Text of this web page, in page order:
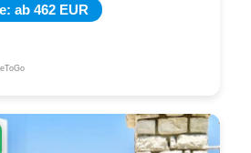
ab 462 EUR